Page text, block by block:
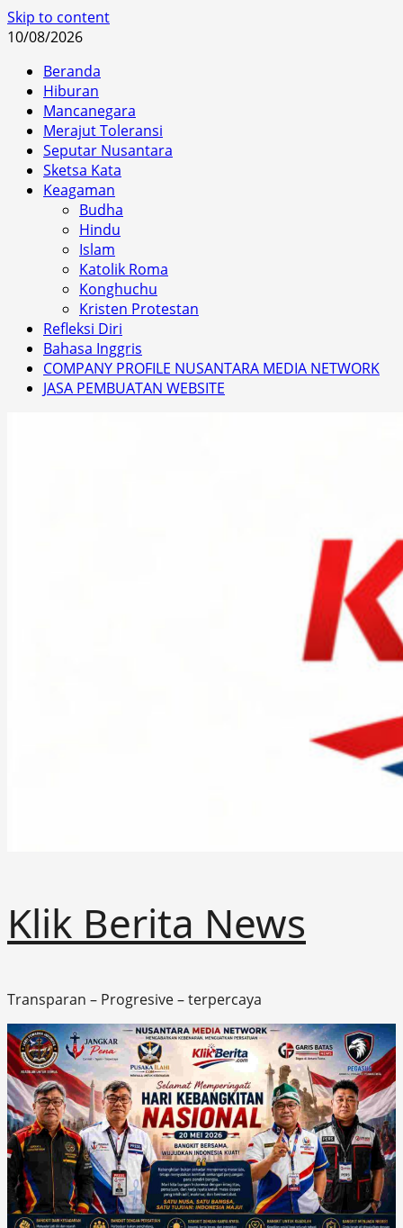
Skip to content
10/08/2026
Beranda
Hiburan
Mancanegara
Merajut Toleransi
Seputar Nusantara
Sketsa Kata
Keagaman
Budha
Hindu
Islam
Katolik Roma
Konghuchu
Kristen Protestan
Refleksi Diri
Bahasa Inggris
COMPANY PROFILE NUSANTARA MEDIA NETWORK
JASA PEMBUATAN WEBSITE
Klik Berita News
Transparan – Progresive – terpercaya